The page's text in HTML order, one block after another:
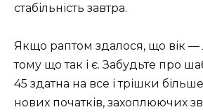
стабільність завтра.
Якщо раптом здалося, що вік
тому що так і є. Забудьте про
45 здатна на все і трішки
нових початків, захоплюючих